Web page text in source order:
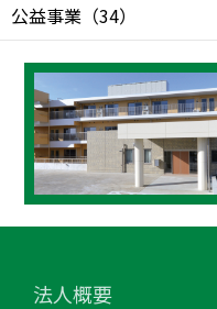
公益事業 （34）
法人概要